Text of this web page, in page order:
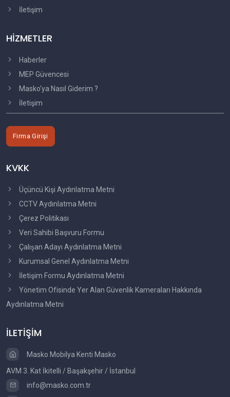
İletişim
HİZMETLER
Haberler
MEP Güvencesi
Masko'ya Nasıl Giderim ?
İletişim
Firma Girişi
KVKK
Üçüncü Kişi Aydınlatma Metni
CCTV Aydınlatma Metni
Çerez Politikası
Veri Sahibi Başvuru Formu
Çalışan Adayı Aydınlatma Metni
Kurumsal Genel Aydınlatma Metni
İletişim Formu Aydınlatma Metni
Yönetim Ofisinde Yer Alan Güvenlik Kameraları Hakkında
Aydınlatma Metni
İLETİŞİM
Masko Mobilya Kenti Masko
AVM 3. Kat İkitelli / Başakşehir / İstanbul
info@masko.com.tr